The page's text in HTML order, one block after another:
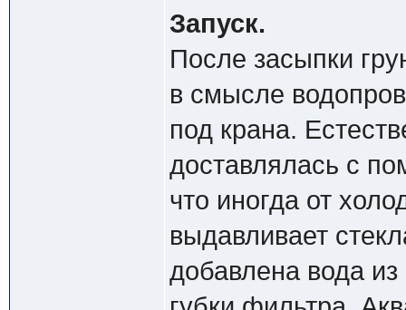
Запуск.
После засыпки
в смысле
под крана.
доставлялась с
что иногда от
выдавливает
добавлена вода